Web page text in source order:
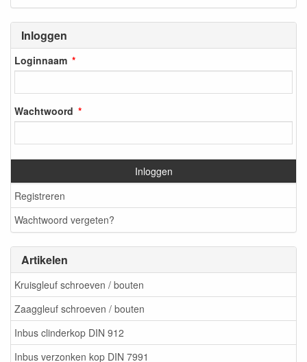
Inloggen
Loginnaam
Wachtwoord
Inloggen
Registreren
Wachtwoord vergeten?
Artikelen
Kruisgleuf schroeven / bouten
Zaaggleuf schroeven / bouten
Inbus clinderkop DIN 912
Inbus verzonken kop DIN 7991